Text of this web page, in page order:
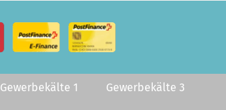
Gewerbekälte 1 Gewerbekälte 3